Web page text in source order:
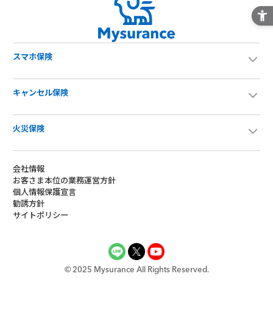
スマホ保険
キャンセル保険
火災保険
会社情報
お客さま本位の業務運営方針
個人情報保護宣言
勧誘方針
サイトポリシー
©︎ 2025 Mysurance All Rights Reserved.